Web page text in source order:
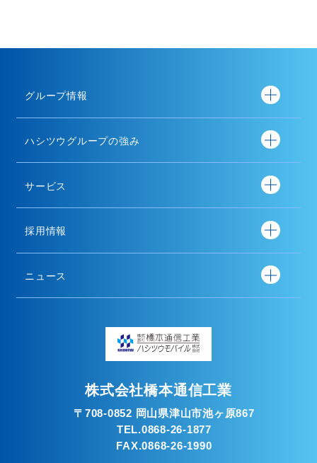
株式会社橋本通信工業
〒708-0852 岡山県津山市池ヶ原867
TEL.0868-26-1877
FAX.0868-26-1990
グループ情報
ハシツウグループの強み
サービス
採用情報
ニュース